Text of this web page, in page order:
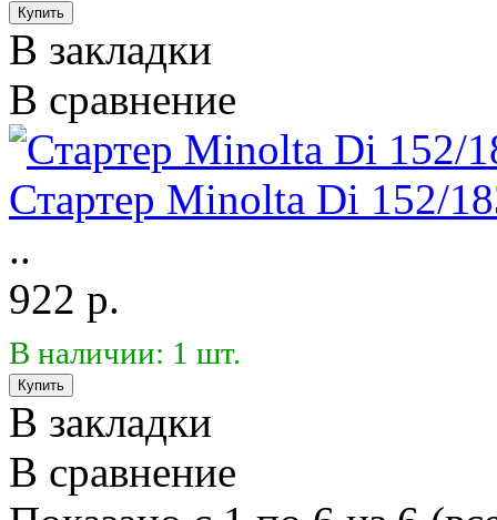
В закладки
В сравнение
Стартер Minolta Di 152/
..
922 р.
В наличии: 1 шт.
В закладки
В сравнение